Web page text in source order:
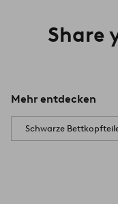
Share
Mehr entdecken
Schwarze